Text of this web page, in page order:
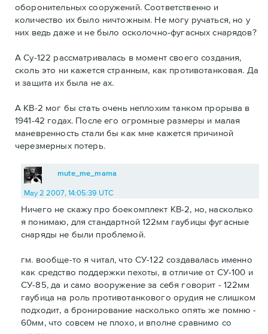
оборонительных сооружений. Соответственно и
количество их было ничтожным. Не могу ручаться, но у
них ведь даже и не было осколочно-фугасных снарядов?
А Су-122 рассматривалась в момент своего создания,
сколь это ни кажется странным, как противотанковая. Да
и защита их была не ах.
А КВ-2 мог бы стать очень неплохим танком прорыва в
1941-42 годах. После его огромные размеры и малая
маневренность стали бы как мне кажется причиной
черезмерных потерь.
mute_me_mama
May 2 2007, 14:05:39 UTC
Ничего не скажу про боекомплект КВ-2, но, насколько
я понимаю, для стандартной 122мм гаубицы фугасные
снаряды не были проблемой.
гм. вообще-то я читал, что СУ-122 создавалась именно
как средство поддержки пехоты, в отличие от СУ-100 и
СУ-85, да и само вооружение за себя говорит - 122мм
гаубица на роль противотанкового орудия не слишком
подходит, а бронирование насколько опять же помню -
60мм, что совсем не плохо, и вполне сравнимо со